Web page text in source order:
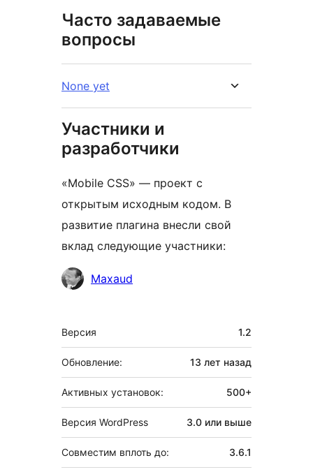
Часто задаваемые
вопросы
None yet
Участники и
разработчики
«Mobile CSS» — проект с
открытым исходным кодом. В
развитие плагина внесли свой
вклад следующие участники:
Участники
Maxaud
Мета
Версия 1.2
Обновление: 13 лет назад
Активных установок: 500+
Версия WordPress 3.0 или выше
Совместим вплоть до: 3.6.1